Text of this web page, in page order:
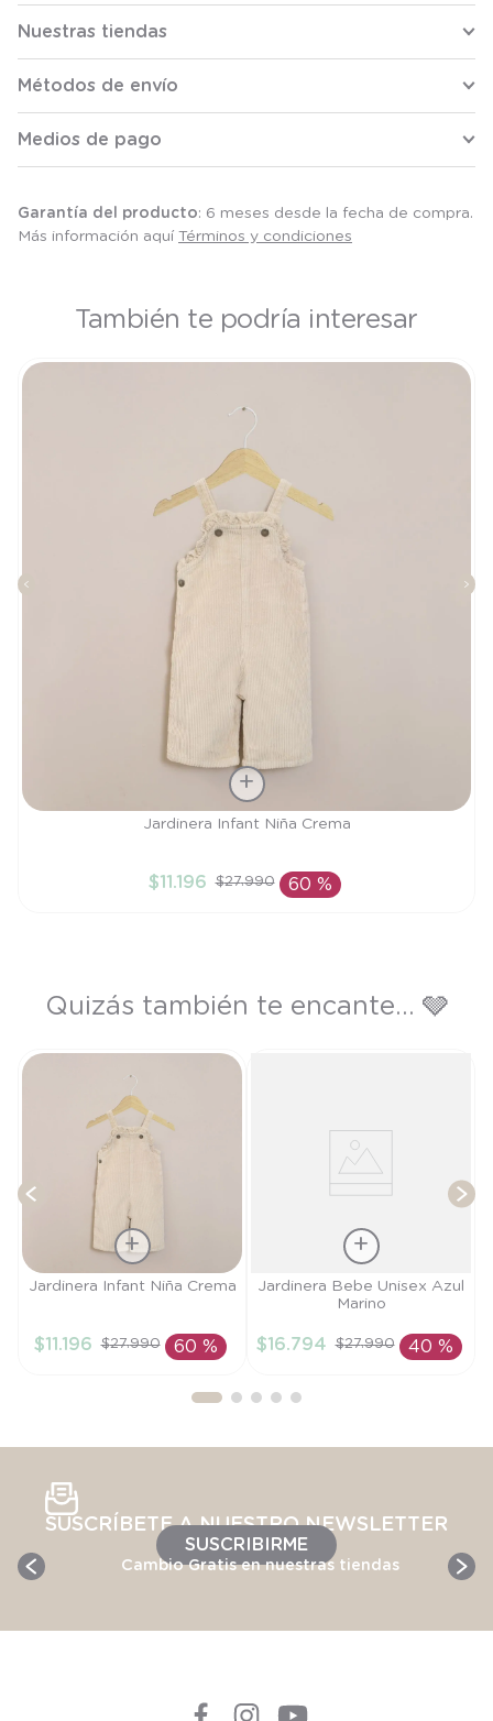
Nuestras tiendas
Métodos de envío
Medios de pago
Garantía del producto: 6 meses desde la fecha de compra.
Más información aquí Términos y condiciones
También te podría interesar
AÑADIR AL CARRITO
Jardinera Infant Niña Crema
$11 .196 $27.990 60 %
Quizás también te encante... 🩶
Talla
AÑADIR AL
Jardinera Infant Niña Crema
$11 .196 $27.990 60 %
Talla
AÑADIR AL
Jardinera Bebe Unisex Azul
Marino
$16.794 $27.990 40 %
SUSCRÍBETE A NUESTRO NEWSLETTER
SUSCRIBIRME
Cambio Gratis en nuestras tiendas